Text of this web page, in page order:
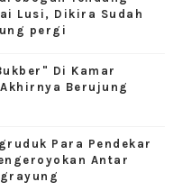
Lusi, Dikira Sudah
pergi
Di Kamar
Berujung
Para Pendekar
Antar